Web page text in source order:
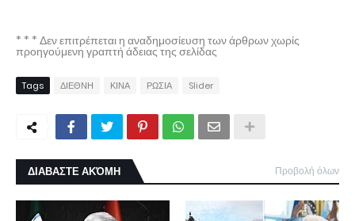
* * * Δεν επιτρέπεται η αναδημοσίευση των άρθρων χωρίς
προηγούμενη γραπτή άδειας της σελίδας
Tags ΔΙΕΘΝΗ ΚΙΝΑ ΡΩΣΙΑ Slider
ΔΙΑΒΑΣΤΕ ΑΚΌΜΗ Προβολή όλων